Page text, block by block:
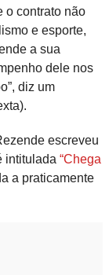
o contrato não
e esporte,
a sua
dele nos
diz um
escreveu
intitulada “Chega
a praticamente